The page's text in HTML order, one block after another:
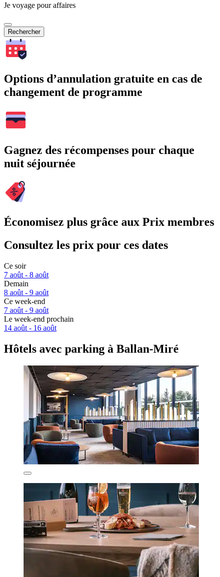
Je voyage pour affaires
Rechercher
Options d’annulation gratuite en cas de
changement de programme
Gagnez des récompenses pour chaque
nuit séjournée
Économisez plus grâce aux Prix membres
Consultez les prix pour ces dates
Ce soir
7 août - 8 août
Demain
8 août - 9 août
Ce week-end
7 août - 9 août
Le week-end prochain
14 août - 16 août
Hôtels avec parking à Ballan-Miré